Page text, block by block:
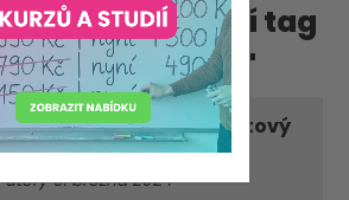
obsahující tag
kapounková'
nejen pro MŠ: Světový
den divadla
5. března 2024